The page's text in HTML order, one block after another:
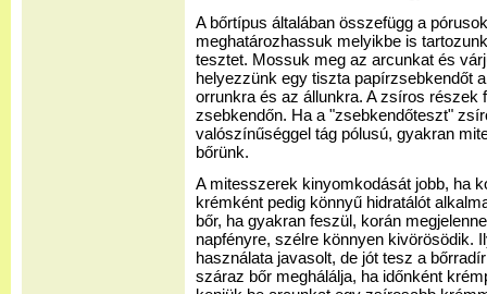
A bőrtípus általában összefügg a
meghatározhassuk melyikbe is
tesztet. Mossuk meg az arcunkat és
helyezzünk egy tiszta papírzsebkendőt
orrunkra és az állunkra. A zsíros részek
zsebkendőn. Ha a "zsebkendőteszt"
valószínűséggel tág pólusú, gyakran
bőrünk.
A mitesszerek kinyomkodását jobb, ha
krémként pedig könnyű hidratálót
bőr, ha gyakran feszül, korán
napfényre, szélre könnyen kivörösödik.
használata javasolt, de jót tesz a
száraz bőr meghálálja, ha időnként